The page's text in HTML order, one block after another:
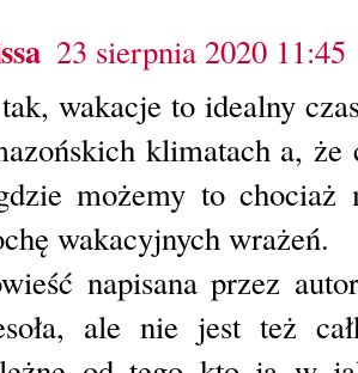
23 sierpnia 2020 11:45
wakacje to idealny
klimatach a,
możemy to chociaż
wakacyjnych wrażeń.
napisana przez
ale nie jest też